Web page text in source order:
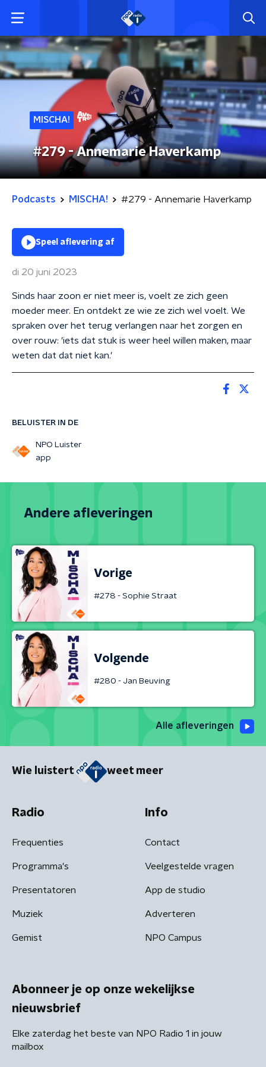
MISCHA!
#279 - Annemarie Haverkamp
Podcasts MISCHA! #279 - Annemarie Haverkamp
BELUISTER IN DE
NPO Luister
app
Speel aflevering af
di 20 juni 2023
Sinds haar zoon er niet meer is, voelt ze zich geen
moeder meer. En ontdekt ze wie ze zich wel voelt. We
spraken over het terug verlangen naar het zorgen en
over rouw: 'iets dat stuk is weer heel willen maken, maar
weten dat dat niet kan.'
Andere afleveringen
Vorige
#278 - Sophie Straat
Volgende
#280 - Jan Beuving
Alle afleveringen
Wie luistert weet meer
Radio
Frequenties
Programma's
Presentatoren
Muziek
Gemist
Info
Contact
Veelgestelde vragen
App de studio
Adverteren
NPO Campus
Abonneer je op onze wekelijkse
nieuwsbrief
Elke zaterdag het beste van NPO Radio 1 in jouw
mailbox